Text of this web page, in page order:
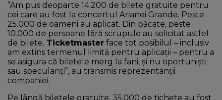
”Am pus deoparte 14.200 de bilete gratuite pentru
cei care au fost la concertul Arianei Grande. Peste
25.000 de oameni au aplicat. Din păcate, peste
10.000 de persoane fără scrupule au solicitat astfel
de bilete. Ticketmaster face tot posibilul – inclusiv
am extins termenul limită pentru aplicaţii – pentru a
se asigura că biletele merg la fani, şi nu oportunişti
sau speculanţi”, au transmis reprezentanţii
companiei.
Pe lângă biletele gratuite, 35.000 de tichete au fost